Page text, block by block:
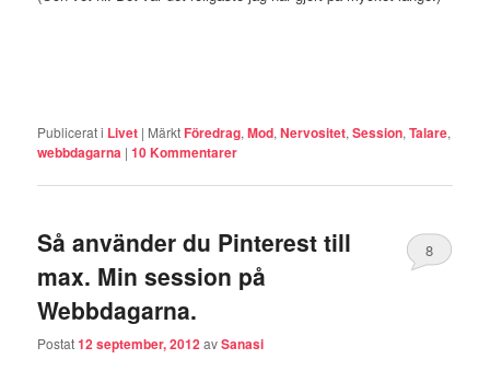
Publicerat i Livet | MärktFöredrag,Mod,Nervositet,Session,Talare,
webbdagarna |10Kommentarer
Så använder du Pinterest till
max. Min session på
Webbdagarna.
Postat12 september, 2012avSanasi
8